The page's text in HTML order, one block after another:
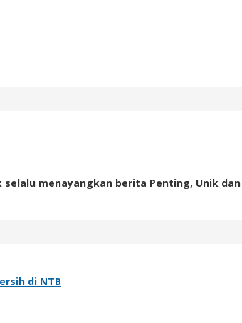
menayangkan berita Penting, Unik
di NTB